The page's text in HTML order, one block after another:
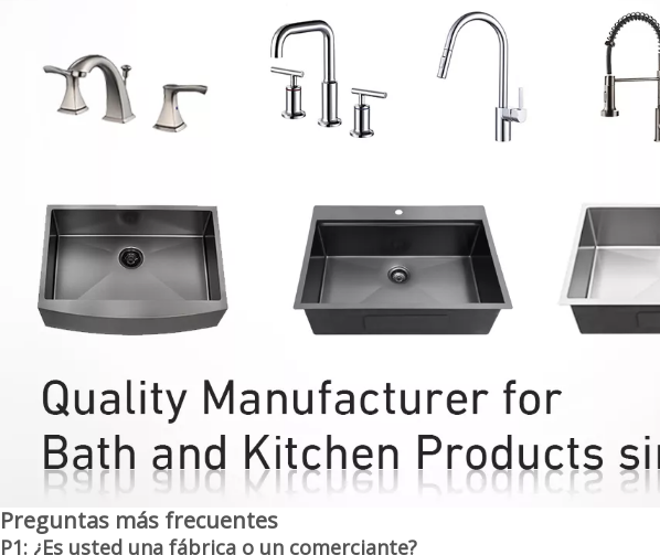
Preguntas más frecuentes
P1: ¿Es usted una fábrica o un comerciante?